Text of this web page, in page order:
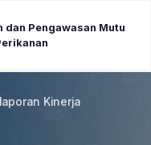
dan Pengawasan Mutu
Kinerja